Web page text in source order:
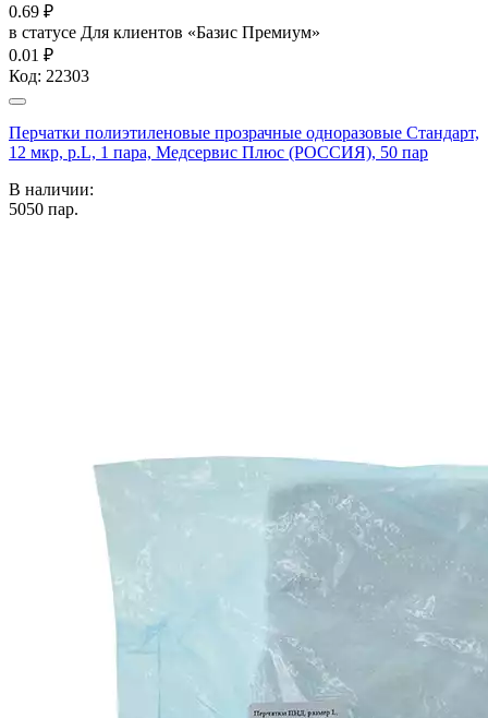
0.69 ₽
в статусе Для клиентов «Базис Премиум»
0.01 ₽
Код: 22303
Перчатки полиэтиленовые прозрачные одноразовые Стандарт,
12 мкр, р.L, 1 пара, Медсервис Плюс (РОССИЯ), 50 пар
В наличии:
5050 пар.